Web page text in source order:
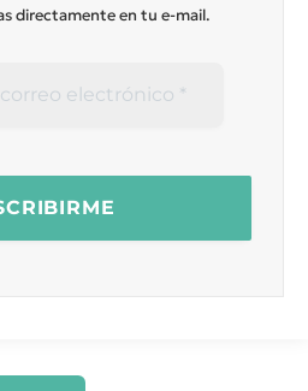
directamente en tu e-mail.